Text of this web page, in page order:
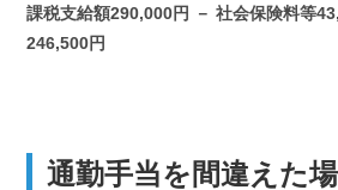
課税支給額290,000円 － 社会保険料等
246,500円
通勤手当を間違えた